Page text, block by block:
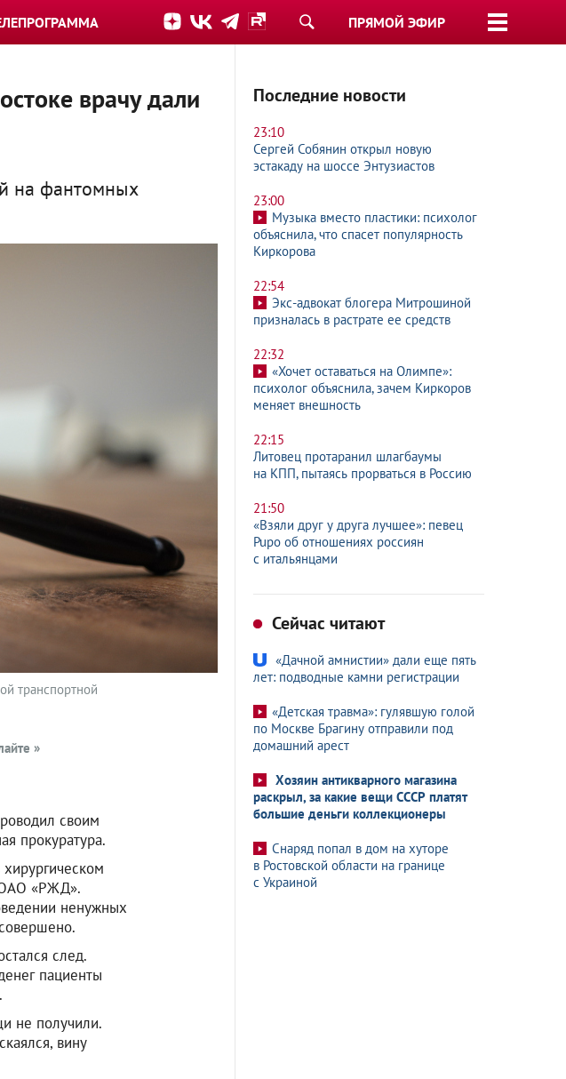
ПРЯМОЙ ЭФИР
врачу дали
на фантомных
транспортной
»
своим
прокуратура.
ОАО «РЖД».
ненужных
след.
пациенты
не получили.
вину
Последние новости
23:10
Сергей Собянин открыл новую
эстакаду на шоссе Энтузиастов
23:00
Музыка вместо пластики: психолог
объяснила, что спасет популярность
Киркорова
22:54
Экс-адвокат блогера Митрошиной
призналась в растрате ее средств
22:32
«Хочет оставаться на Олимпе»:
психолог объяснила, зачем Киркоров
меняет внешность
22:15
Литовец протаранил шлагбаумы
на КПП, пытаясь прорваться в Россию
21:50
«Взяли друг у друга лучшее»: певец
Pupo об отношениях россиян
с итальянцами
Сейчас читают
«Дачной амнистии» дали еще пять
лет: подводные камни регистрации
«Детская травма»: гулявшую голой
по Москве Брагину отправили под
домашний арест
Хозяин антикварного магазина
раскрыл, за какие вещи СССР платят
большие деньги коллекционеры
Снаряд попал в дом на хуторе
в Ростовской области на границе
с Украиной